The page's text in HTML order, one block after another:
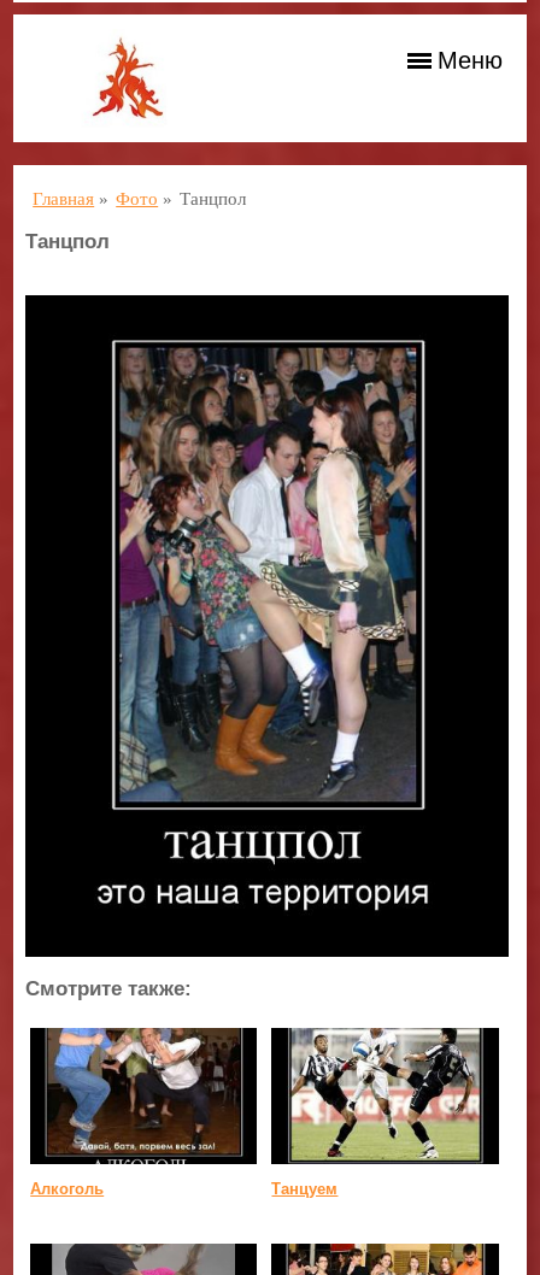
Меню
Главная » Фото » Танцпол
Танцпол
Смотрите также:
Алкоголь Танцуем